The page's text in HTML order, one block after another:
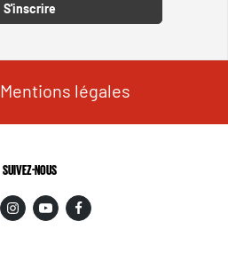
S'inscrire
Mentions légales
SUIVEZ-NOUS